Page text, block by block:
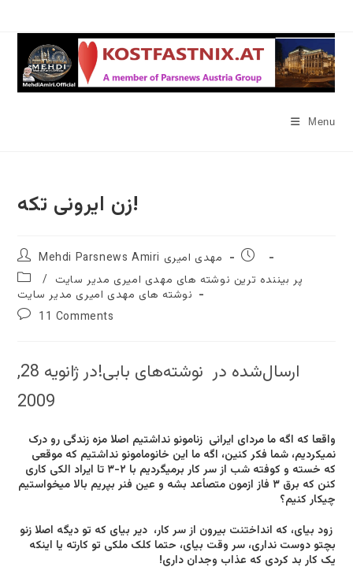
content
Menu
زن ایرونی تکه!
Post
author:
Mehdi Parsnews Amiri مهدی امیری
Post
Post
category:
پر بیننده ترین نوشته های مهدی امیری مدیر سایت /
نوشته های مهدی امیری مدیر سایت
Post11 Comments
ارسال‌شده در نوشته‌های بابی!در ژانویه 28,
2009
واقعا که اگه ما مردای ایرانی‌ زنامونو نداشتیم اصلا مزه زندگی‌ رو درک
نمیکردیم، شما فکر کنین، اگه ما این خانومامونو نداشتیم که موقعی
که خسته و کوفته شب از سر کار برمیگردیم با ۲-۳ تا ایراد الکی‌ کاری
کنن که برق ۳ فاز ازمون متصأعد بشه و عین فنر بپریم بالا میخواستیم
چیکار کنیم؟
زود بیای، که انداختنت بیرون از سر کار، دیر بیای که تو دیگه اصلا زنو
بچتو دوست نداری، سر وقت بیای، حتما کلک ملکی تو کارته یا اینکه
یک کار بد کردی که عذاب وجدان داری!